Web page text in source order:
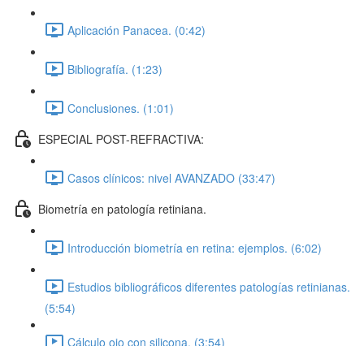
Aplicación Panacea. (0:42)
Bibliografía. (1:23)
Conclusiones. (1:01)
ESPECIAL POST-REFRACTIVA:
Casos clínicos: nivel AVANZADO (33:47)
Biometría en patología retiniana.
Introducción biometría en retina: ejemplos. (6:02)
Estudios bibliográficos diferentes patologías retinianas.
(5:54)
Cálculo ojo con silicona. (3:54)